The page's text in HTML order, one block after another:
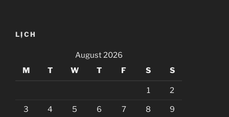
LỊCH
August 2026
M
T W T F S S
1 2
3 4 5 6 7 8 9